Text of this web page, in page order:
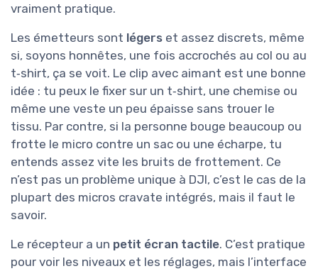
vraiment pratique.
Les émetteurs sont légers et assez discrets, même
si, soyons honnêtes, une fois accrochés au col ou au
t‑shirt, ça se voit. Le clip avec aimant est une bonne
idée : tu peux le fixer sur un t‑shirt, une chemise ou
même une veste un peu épaisse sans trouer le
tissu. Par contre, si la personne bouge beaucoup ou
frotte le micro contre un sac ou une écharpe, tu
entends assez vite les bruits de frottement. Ce
n’est pas un problème unique à DJI, c’est le cas de la
plupart des micros cravate intégrés, mais il faut le
savoir.
Le récepteur a un petit écran tactile. C’est pratique
pour voir les niveaux et les réglages, mais l’interface